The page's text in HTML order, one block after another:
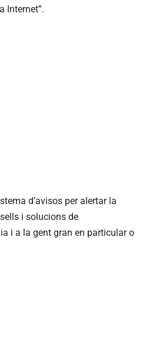
Internet”.
d’avisos per alertar la
i solucions de
i a la gent gran en particular o